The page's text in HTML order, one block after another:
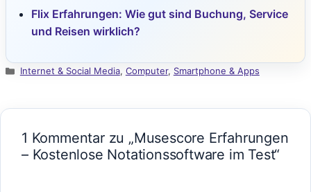
Flix Erfahrungen: Wie gut sind Buchung, Service
und Reisen wirklich?
Kategorien
Internet & Social Media, Computer, Smartphone & Apps
1 Kommentar zu „Musescore Erfahrungen
– Kostenlose Notationssoftware im Test“